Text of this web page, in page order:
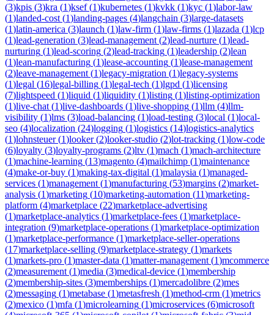
(3)kpis (3)kra (1)ksef(1)kubernetes (1)kvkk (1)kyc (1)labor-law
(1)landed-cost (1)landing-pages (4)langchain (3)large-datasets
(1)latin-america (3)launch (1)law-firm (1)law-firms (1)lazada (1)lcp
(1)lead-generation (3)lead-management (2)lead-nurture (1)lead-
nurturing (1)lead-scoring (2)lead-tracking (1)leadership (2)lean
(1)lean-manufacturing (1)lease-accounting (1)lease-management
(2)leave-management (1)legacy-migration (1)legacy-systems
(1)legal (16)legal-billing (1)legal-tech (1)lgpd (1)licensing
(7)lightspeed (1)liquid (1)liquidity (1)listing (1)listing-optimization
(1)live-chat (1)live-dashboards (1)live-shopping (1)llm (4)llm-
visibility (1)lms (3)load-balancing (1)load-testing (3)local (1)local-
seo (4)localization (24)logging (1)logistics (14)logistics-analytics
(1)lohnsteuer(1)looker(2)looker-studio (2)lot-tracking (1)low-code
(6)loyalty (3)loyalty-programs (2)ltv (1)mach (1)mach-architecture
(1)machine-learning (13)magento (4)mailchimp (1)maintenance
(4)make-or-buy (1)making-tax-digital (1)malaysia (1)managed-
services (1)management (1)manufacturing (53)margins (2)market-
analysis (1)marketing (10)marketing-automation (11)marketing-
platform (4)marketplace (22)marketplace-advertising
(1)marketplace-analytics (1)marketplace-fees (1)marketplace-
integration (9)marketplace-operations (1)marketplace-optimization
(1)marketplace-performance (1)marketplace-seller-operations
(17)marketplace-selling (9)marketplace-strategy (1)markets
(1)markets-pro (1)master-data (1)matter-management (1)mcommerce
(2)measurement (1)media (3)medical-device (1)membership
(2)membership-sites (3)memberships (1)mercadolibre (2)mes
(2)messaging (1)metabase (1)metasfresh (1)method-crm (1)metrics
(2)mexico (1)mfa (1)microlearning (1)microservices (6)microsoft